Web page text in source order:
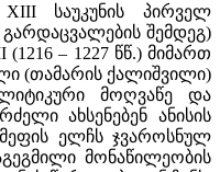
საუკუნის პირველ
შემდეგ)
– 1227 წწ.) მიმართ
(თამარის ქალიშვილი)
მოღვაწე და
ახსენებენ ანისის
ელჩს ჯვაროსნულ
მონაწილეობის